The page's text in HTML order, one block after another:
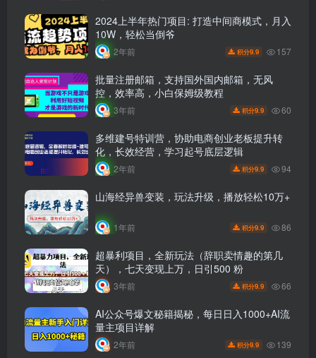
2024上半年热门项目: 打造中间商模式，月入
10W，轻松当倒爷
2年前 积分9.9 157
批量注册邮箱，支持国外国内邮箱，无风
控，效率高，小白保姆级教程
3年前 积分9.9 60
多维建号特训营，协助电商创业老板提升转
化，长效经营，学习起号底层逻辑
2年前 积分9.9 94
山海经异兽变装，玩法升级，播放轻松10万+
1年前 积分9.9 86
超暴利项目，全新玩法（辞职卖情趣的第几
天），七天变现上万，日引500 粉
3年前 积分9.9 66
AI公众号爆文秘籍揭秘，每日日入1000+AI流
量主项目详解
2年前 积分9.9 139